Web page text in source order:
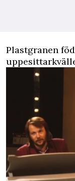
Plastgranen